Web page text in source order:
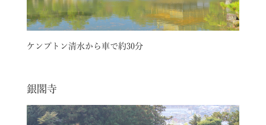
ケンプトン清水から車で約30分
銀閣寺